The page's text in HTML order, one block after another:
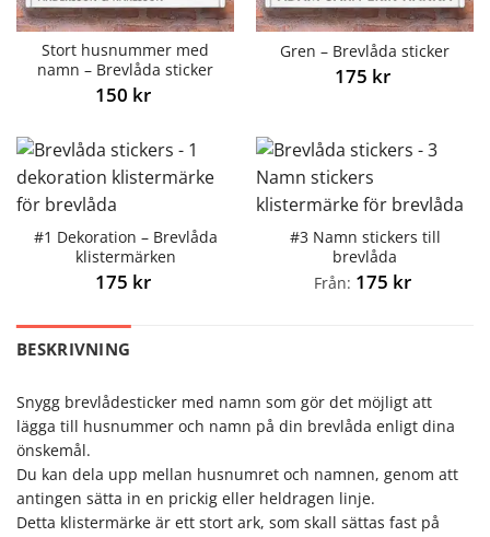
Stort husnummer med
namn – Brevlåda sticker
150 kr
Gren – Brevlåda sticker
175 kr
#1 Dekoration – Brevlåda
klistermärken
175 kr
#3 Namn stickers till
brevlåda
Från: 175 kr
BESKRIVNING
Snygg brevlådesticker med namn som gör det möjligt att
lägga till husnummer och namn på din brevlåda enligt dina
önskemål.
Du kan dela upp mellan husnumret och namnen, genom att
antingen sätta in en prickig eller heldragen linje.
Detta klistermärke är ett stort ark, som skall sättas fast på